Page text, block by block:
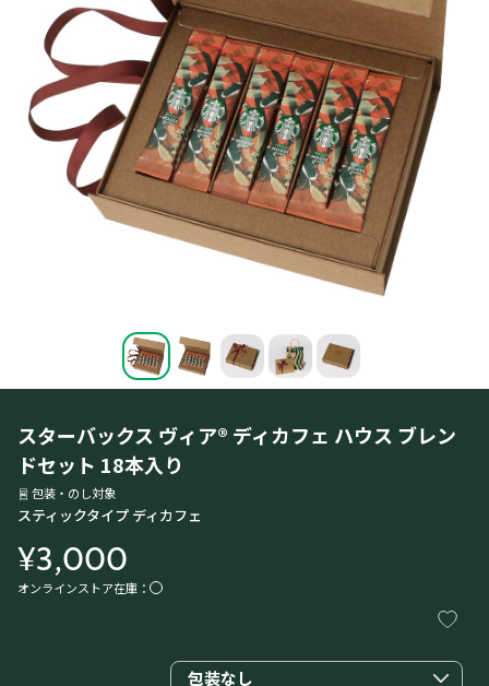
スターバックス ヴィア® ディカフェ ハウス ブレン
ドセット 18本入り
包装・のし対象
スティックタイプ ディカフェ
¥3,000
オンラインストア在庫：
包装なし